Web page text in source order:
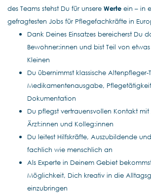
des Teams stehst Du für unsere Werte ein – in
gefragtesten Jobs für Pflegefachkräfte in
Dank Deines Einsatzes bereicherst Du
Bewohner:innen und bist Teil von
Kleinen
Du übernimmst klassische
Medikamentenausgabe,
Dokumentation
Du pflegst vertrauensvollen Kontakt
Ärzt:innen und Kolleg:innen
Du leitest Hilfskräfte, Auszubildende
fachlich wie menschlich an
Als Experte in Deinem Gebiet
Möglichkeit, Dich kreativ in die
einzubringen